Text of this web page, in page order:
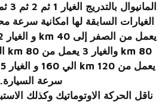
سرعة السيارة.
ناقل الحركة الاوتوماتيك وكذلك